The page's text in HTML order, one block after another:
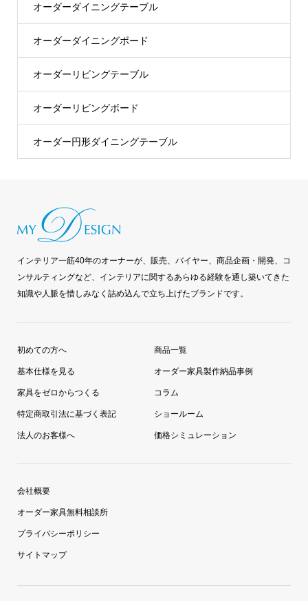
オーダーダイニングテーブル
オーダーダイニングボード
オーダーリビングテーブル
オーダーリビングボード
オーダー円形ダイニングテーブル
インテリア一筋40年のオーナーが、販売、バイヤー、商品企画・開発、コ
ンサルティングなど、インテリアに関するあらゆる経験を通し築いてきた
知識や人脈を惜しみなく詰め込んで立ち上げたブランドです。
初めての方へ
基本仕様を見る
家具をゼロからつくる
特定商取引法に基づく表記
法人のお客様へ
商品一覧
オーダー家具製作納品事例
コラム
ショールーム
価格シミュレーション
会社概要
オーダー家具無料相談所
プライバシーポリシー
サイトマップ